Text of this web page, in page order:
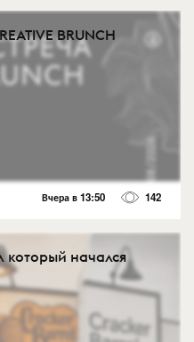
BRUNCH
Вчера в 13:50 142
который начался